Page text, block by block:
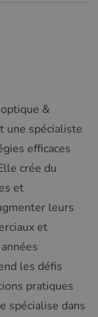
&
une spécialiste
efficaces
crée du
et
leurs
et
les défis
pratiques
spécialise dans